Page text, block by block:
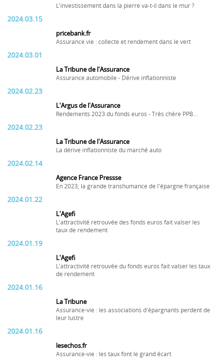
L'investissement dans la pierre va-t-il dans le mur ?
2024.03.15
pricebank.fr
Assurance vie : collecte et rendement dans le vert
2024.03.01
La Tribune de l'Assurance
Assurance automobile - Dérive inflationniste
2024.02.23
L'Argus de l'Assurance
Rendements 2023 du fonds euros - Très chère PPB...
2024.02.23
La Tribune de l'Assurance
La dérive inflationniste du marché auto
2024.02.14
Agence France Pressse
En 2023, la grande transhumance de l'épargne française
2024.01.22
L'Agefi
L'attractivité retrouvée des fonds euros fait valser les
taux de rendement
2024.01.19
L'Agefi
L'attractivité retrouvée du fonds euros fait valser les taux
de rendement
2024.01.16
La Tribune
Assurance-vie : les associations d'épargnants perdent de
leur lustre
2024.01.16
lesechos.fr
Assurance-vie : les taux font le grand écart